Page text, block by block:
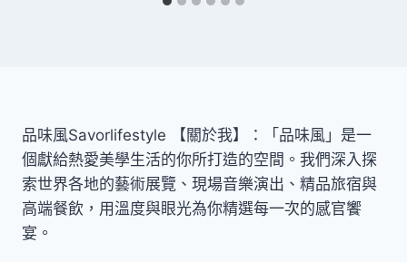
品味風Savorlifestyle 【關於我】：「品味風」是一
個獻給熱愛美學生活的你所打造的空間。我們深入探
索世界各地的藝術展覽、現場音樂演出、精品旅宿與
高端餐飲，用溫度與眼光為你精選每一次的感官饗
宴。